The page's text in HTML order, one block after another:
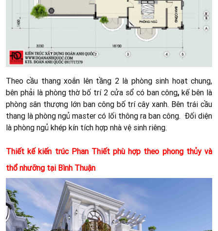
Theo cầu thang xoắn lên tầng 2 là phòng sinh hoạt chung,
bên phải là phòng thờbố trí 2 cửa sổ có ban công,kế bên là
phòng sân thượnglớn ban công bố trí cây xanh. Bên trái cầu
thang là phòng ngủ master có lối thông ra ban công. Đối diện
là phòng ngủ khép kín tích hợp nhà vệ sinh riêng.
Thiết kế kiến trúc Phan Thiết phù hợp theo phong thủy và
thổ nhưỡng tại Bình Thuận